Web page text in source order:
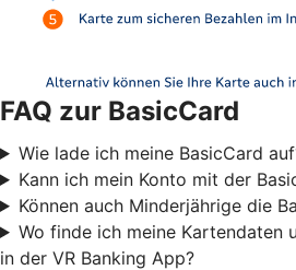
FAQ zur BasicCard
Wie lade ich meine BasicCard
Kann ich mein Konto mit der
Können auch Minderjährige die
Wo finde ich meine Kartendaten
in der VR Banking App?